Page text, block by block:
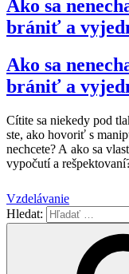
Ako sa
brániť a
Ako sa
brániť a
Cítite sa niekedy pod
ste, ako hovoriť s
nechcete? A ako sa
vypočutí a
Vzdelávanie
Hledat: